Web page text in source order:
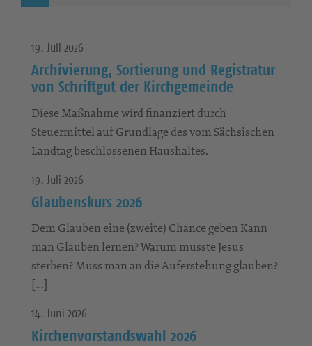
19. Juli 2026
Archivierung, Sortierung und Registratur
von Schriftgut der Kirchgemeinde
Diese Maßnahme wird finanziert durch
Steuermittel auf Grundlage des vom Sächsischen
Landtag beschlossenen Haushaltes.
19. Juli 2026
Glaubenskurs 2026
Dem Glauben eine (zweite) Chance geben Kann
man Glauben lernen? Warum musste Jesus
sterben? Muss man an die Auferstehung glauben?
[…]
14. Juni 2026
Kirchenvorstandswahl 2026